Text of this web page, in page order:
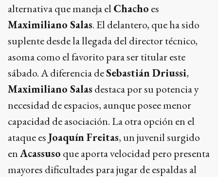
alternativa que maneja el Chacho es
Maximiliano Salas. El delantero, que ha sido
suplente desde la llegada del director técnico,
asoma como el favorito para ser titular este
sábado. A diferencia deSebastián Driussi,
Maximiliano Salas destaca por su potencia y
necesidad de espacios, aunque posee menor
capacidad de asociación. La otra opción en el
ataque es Joaquín Freitas, un juvenil surgido
enAcassuso que aporta velocidad pero presenta
mayores dificultades para jugar de espaldas al